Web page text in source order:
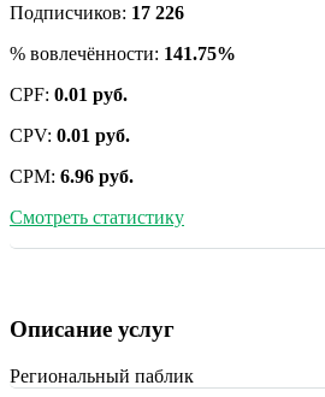
Подписчиков: 17 226
% вовлечённости: 141.75%
CPF: 0.01 руб.
CPV: 0.01 руб.
CPM: 6.96 руб.
Смотреть статистику
Описание услуг
Региональный паблик